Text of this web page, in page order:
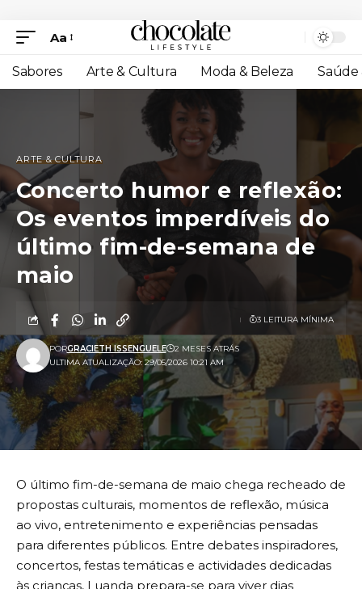
Aa
Sabores Arte & Cultura Moda & Beleza Saúde
ARTE & CULTURA
Concerto humor e reflexão:
Os eventos imperdíveis do
último fim-de-semana de
maio
ULTIMA ATUALIZAÇÃO: 29/05/2026 10:21 AM
PORGRACIETH ISSENGUELE 2 MESES ATRÁS
3 LEITURA MÍNIMA
O último fim-de-semana de maio chega recheado de
propostas culturais, momentos de reflexão, música
ao vivo, entretenimento e experiências pensadas
para diferentes públicos. Entre debates inspiradores,
concertos, festas temáticas e actividades dedicadas
às crianças, Luanda prepara-se para viver dias